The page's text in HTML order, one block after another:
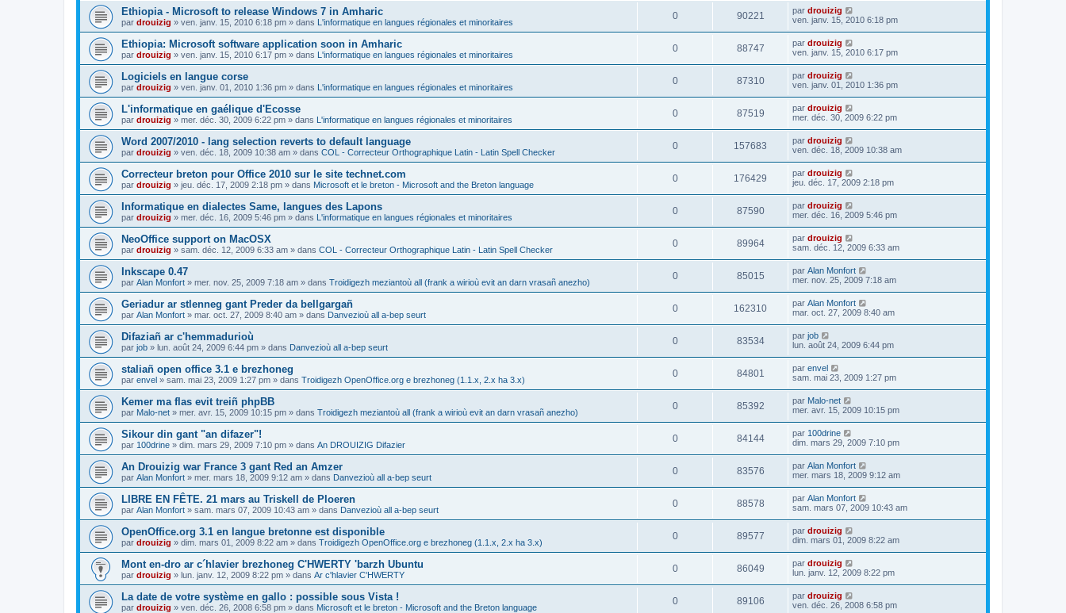
Ethiopia - Microsoft to release Windows 7 in Amharic
par drouizig » ven. janv. 15, 2010 6:18 pm » dans L'informatique en langues régionales et minoritaires
0 90221 par drouizig
ven. janv. 15, 2010 6:18 pm
Ethiopia: Microsoft software application soon in Amharic
par drouizig » ven. janv. 15, 2010 6:17 pm » dans L'informatique en langues régionales et minoritaires
0 88747 par drouizig
ven. janv. 15, 2010 6:17 pm
Logiciels en langue corse
par drouizig » ven. janv. 01, 2010 1:36 pm » dans L'informatique en langues régionales et minoritaires
0 87310 par drouizig
ven. janv. 01, 2010 1:36 pm
L'informatique en gaélique d'Ecosse
par drouizig » mer. déc. 30, 2009 6:22 pm » dans L'informatique en langues régionales et minoritaires
0 87519 par drouizig
mer. déc. 30, 2009 6:22 pm
Word 2007/2010 - lang selection reverts to default language
par drouizig » ven. déc. 18, 2009 10:38 am » dans COL - Correcteur Orthographique Latin - Latin Spell Checker
0 157683 par drouizig
ven. déc. 18, 2009 10:38 am
Correcteur breton pour Office 2010 sur le site technet.com
par drouizig » jeu. déc. 17, 2009 2:18 pm » dans Microsoft et le breton - Microsoft and the Breton language
0 176429 par drouizig
jeu. déc. 17, 2009 2:18 pm
Informatique en dialectes Same, langues des Lapons
par drouizig » mer. déc. 16, 2009 5:46 pm » dans L'informatique en langues régionales et minoritaires
0 87590 par drouizig
mer. déc. 16, 2009 5:46 pm
NeoOffice support on MacOSX
par drouizig » sam. déc. 12, 2009 6:33 am » dans COL - Correcteur Orthographique Latin - Latin Spell Checker
0 89964 par drouizig
sam. déc. 12, 2009 6:33 am
Inkscape 0.47
par Alan Monfort » mer. nov. 25, 2009 7:18 am » dans Troidigezh meziantoù all (frank a wirioù evit an darn vrasañ anezho)
0 85015 par Alan Monfort
mer. nov. 25, 2009 7:18 am
Geriadur ar stlenneg gant Preder da bellgargañ
par Alan Monfort » mar. oct. 27, 2009 8:40 am » dans Danvezioù all a-bep seurt
0 162310 par Alan Monfort
mar. oct. 27, 2009 8:40 am
Difaziañ ar c'hemmadurioù
par job » lun. août 24, 2009 6:44 pm » dans Danvezioù all a-bep seurt
0 83534 par job
lun. août 24, 2009 6:44 pm
staliañ open office 3.1 e brezhoneg
par envel » sam. mai 23, 2009 1:27 pm » dans Troidigezh OpenOffice.org e brezhoneg (1.1.x, 2.x ha 3.x)
0 84801 par envel
sam. mai 23, 2009 1:27 pm
Kemer ma flas evit treiñ phpBB
par Malo-net » mer. avr. 15, 2009 10:15 pm » dans Troidigezh meziantoù all (frank a wirioù evit an darn vrasañ anezho)
0 85392 par Malo-net
mer. avr. 15, 2009 10:15 pm
Sikour din gant "an difazer"!
par 100drine » dim. mars 29, 2009 7:10 pm » dans An DROUIZIG Difazier
0 84144 par 100drine
dim. mars 29, 2009 7:10 pm
An Drouizig war France 3 gant Red an Amzer
par Alan Monfort » mer. mars 18, 2009 9:12 am » dans Danvezioù all a-bep seurt
0 83576 par Alan Monfort
mer. mars 18, 2009 9:12 am
LIBRE EN FÊTE. 21 mars au Triskell de Ploeren
par Alan Monfort » sam. mars 07, 2009 10:43 am » dans Danvezioù all a-bep seurt
0 88578 par Alan Monfort
sam. mars 07, 2009 10:43 am
OpenOffice.org 3.1 en langue bretonne est disponible
par drouizig » dim. mars 01, 2009 8:22 am » dans Troidigezh OpenOffice.org e brezhoneg (1.1.x, 2.x ha 3.x)
0 89577 par drouizig
dim. mars 01, 2009 8:22 am
Mont en-dro ar c´hlavier brezhoneg C'HWERTY 'barzh Ubuntu
par drouizig » lun. janv. 12, 2009 8:22 pm » dans Ar c'hlavier C'HWERTY
0 86049 par drouizig
lun. janv. 12, 2009 8:22 pm
La date de votre système en gallo : possible sous Vista !
par drouizig » ven. déc. 26, 2008 6:58 pm » dans Microsoft et le breton - Microsoft and the Breton language
0 89106 par drouizig
ven. déc. 26, 2008 6:58 pm